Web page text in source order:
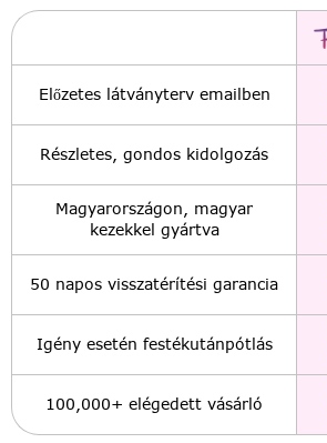
Előzetes látványterv emailben
Részletes, gondos kidolgozás
Magyarországon, magyar
kezekkel gyártva
50 napos visszatérítési garancia
Igény esetén festékutánpótlás
100,000+ elégedett vásárló